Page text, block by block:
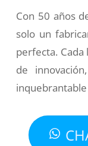
Con 50 años
solo un
perfecta.
de